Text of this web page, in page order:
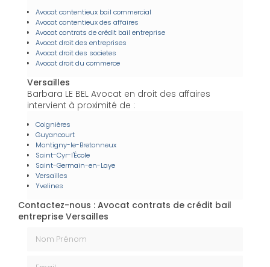
Avocat contentieux bail commercial
Avocat contentieux des affaires
Avocat contrats de crédit bail entreprise
Avocat droit des entreprises
Avocat droit des societes
Avocat droit du commerce
Versailles
Barbara LE BEL Avocat en droit des affaires
intervient à proximité de :
Coignières
Guyancourt
Montigny-le-Bretonneux
Saint-Cyr-l'École
Saint-Germain-en-Laye
Versailles
Yvelines
Contactez-nous : Avocat contrats de crédit bail
entreprise Versailles